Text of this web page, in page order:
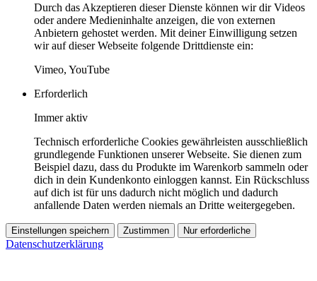
Durch das Akzeptieren dieser Dienste können wir dir Videos
oder andere Medieninhalte anzeigen, die von externen
Anbietern gehostet werden. Mit deiner Einwilligung setzen
wir auf dieser Webseite folgende Drittdienste ein:
Vimeo, YouTube
Erforderlich
Immer aktiv
Technisch erforderliche Cookies gewährleisten ausschließlich
grundlegende Funktionen unserer Webseite. Sie dienen zum
Beispiel dazu, dass du Produkte im Warenkorb sammeln oder
dich in dein Kundenkonto einloggen kannst. Ein Rückschluss
auf dich ist für uns dadurch nicht möglich und dadurch
anfallende Daten werden niemals an Dritte weitergegeben.
Einstellungen speichern Zustimmen Nur erforderliche
Datenschutzerklärung